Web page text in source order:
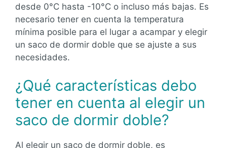
desde 0°C hasta -10°C o incluso más bajas. Es
necesario tener en cuenta la temperatura
mínima posible para el lugar a acampar y elegir
un saco de dormir doble que se ajuste a sus
necesidades.
¿Qué características debo
tener en cuenta al elegir un
saco de dormir doble?
Al elegir un saco de dormir doble, es